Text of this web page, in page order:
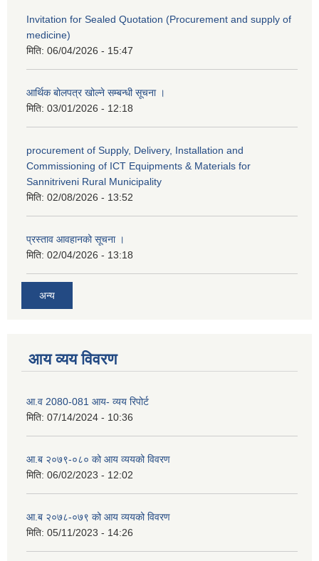
Invitation for Sealed Quotation (Procurement and supply of
medicine)
मिति: 06/04/2026 - 15:47
आर्थिक बोलपत्र खोल्ने सम्बन्धी सूचना ।
मिति: 03/01/2026 - 12:18
procurement of Supply, Delivery, Installation and
Commissioning of ICT Equipments & Materials for
Sannitriveni Rural Municipality
मिति: 02/08/2026 - 13:52
प्रस्ताव आवहानको सूचना ।
मिति: 02/04/2026 - 13:18
अन्य
आय व्यय विवरण
आ.व 2080-081 आय- व्यय रिपोर्ट
मिति: 07/14/2024 - 10:36
आ.ब २०७९-०८० को आय व्ययको विवरण
मिति: 06/02/2023 - 12:02
आ.ब २०७८-०७९ को आय व्ययको विवरण
मिति: 05/11/2023 - 14:26